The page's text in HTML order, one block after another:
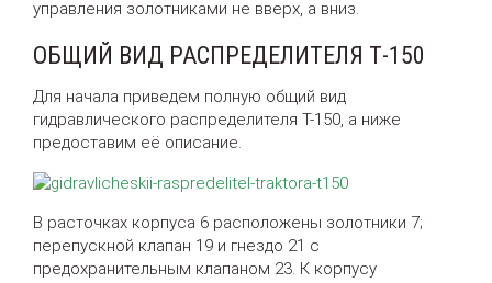
управления золотниками не вверх, а вниз.
ОБЩИЙ ВИД РАСПРЕДЕЛИТЕЛЯ Т-150
Для начала приведем полную общий вид
гидравлического распределителя Т-150, а ниже
предоставим её описание.
В расточках корпуса 6 расположены золотники 7;
перепускной клапан 19 и гнездо 21 с
предохранительным клапаном 23. К корпусу